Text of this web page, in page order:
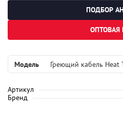
Модель Греющий кабель Heat
Артикул
Бренд
ПОДБОР
ОПТОВАЯ